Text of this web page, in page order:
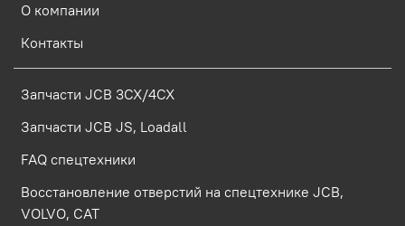
О компании
Контакты
Запчасти JCB 3CX/4CX
Запчасти JCB JS, Loadall
FAQ спецтехники
Восстановление отверстий на спецтехнике JCB,
VOLVO, CAT